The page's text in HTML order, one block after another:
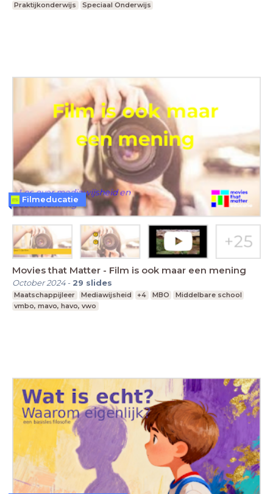
Praktijkonderwijs
Speciaal Onderwijs
Movies that Matter - Film is ook maar een mening
October 2024- 29 slides
Maatschappijleer Mediawijsheid +4 MBO
Middelbare school
vmbo, mavo, havo, vwo
Filmeducatie